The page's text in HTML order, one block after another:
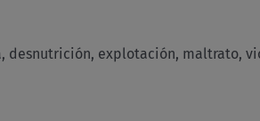
desnutrición, explotación, maltrato,